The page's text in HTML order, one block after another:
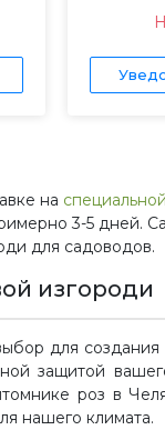
на
3-5 дней.
для садоводов.
изгороди
для создания
защитой
роз в
нашего климата.